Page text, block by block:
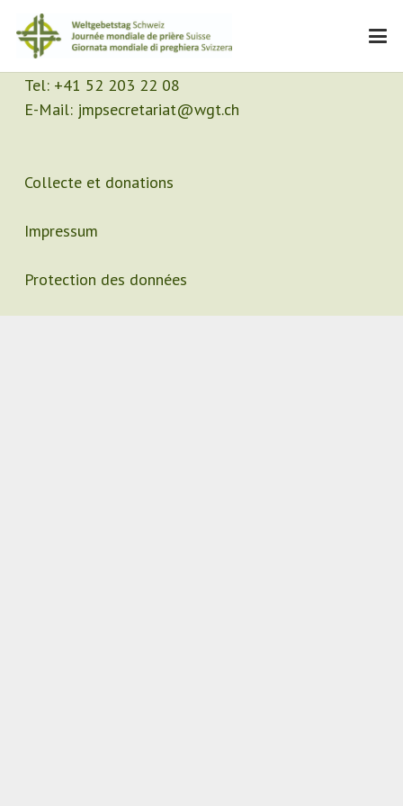
Contact
Secrétariat
Tel: +41 52 203 22 08
E-Mail: jmpsecretariat@wgt.ch
Collecte et donations
Impressum
Protection des données